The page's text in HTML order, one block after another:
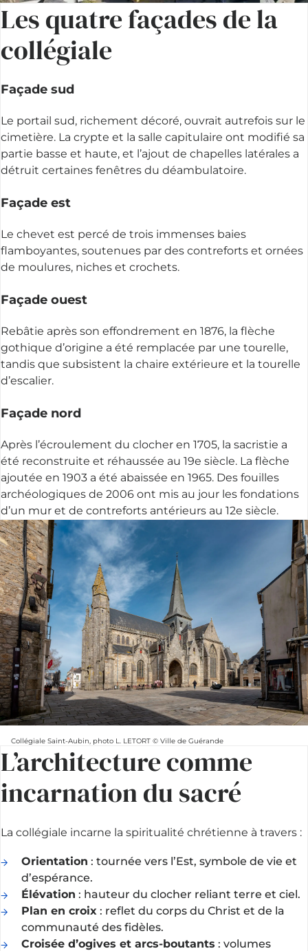
Les quatre façades de la
collégiale
Façade sud
Le portail sud, richement décoré, ouvrait autrefois sur le
cimetière. La crypte et la salle capitulaire ont modifié sa
partie basse et haute, et l’ajout de chapelles latérales a
détruit certaines fenêtres du déambulatoire.
Façade est
Le chevet est percé de trois immenses baies
flamboyantes, soutenues par des contreforts et ornées
de moulures, niches et crochets.
Façade ouest
Rebâtie après son effondrement en 1876, la flèche
gothique d’origine a été remplacée par une tourelle,
tandis que subsistent la chaire extérieure et la tourelle
d’escalier.
Façade nord
Après l’écroulement du clocher en 1705, la sacristie a
été reconstruite et réhaussée au 19e siècle. La flèche
ajoutée en 1903 a été abaissée en 1965. Des fouilles
archéologiques de 2006 ont mis au jour les fondations
d’un mur et de contreforts antérieurs au 12e siècle.
L’architecture comme
incarnation du sacré
La collégiale incarne la spiritualité chrétienne à travers :
Orientation : tournée vers l’Est, symbole de vie et
d’espérance.
Élévation : hauteur du clocher reliant terre et ciel.
Plan en croix : reflet du corps du Christ et de la
communauté des fidèles.
Croisée d’ogives et arcs-boutants : volumes
Collégiale Saint-Aubin, photo L. LETORT © Ville de Guérande